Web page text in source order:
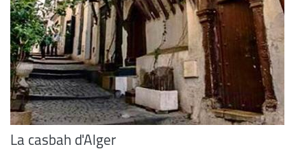
La casbah d'Alger